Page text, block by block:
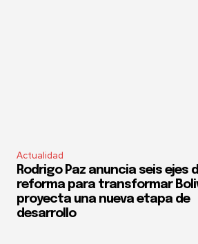
Actualidad
Rodrigo Paz anuncia seis ejes
reforma para transformar
proyecta una nueva etapa de
desarrollo